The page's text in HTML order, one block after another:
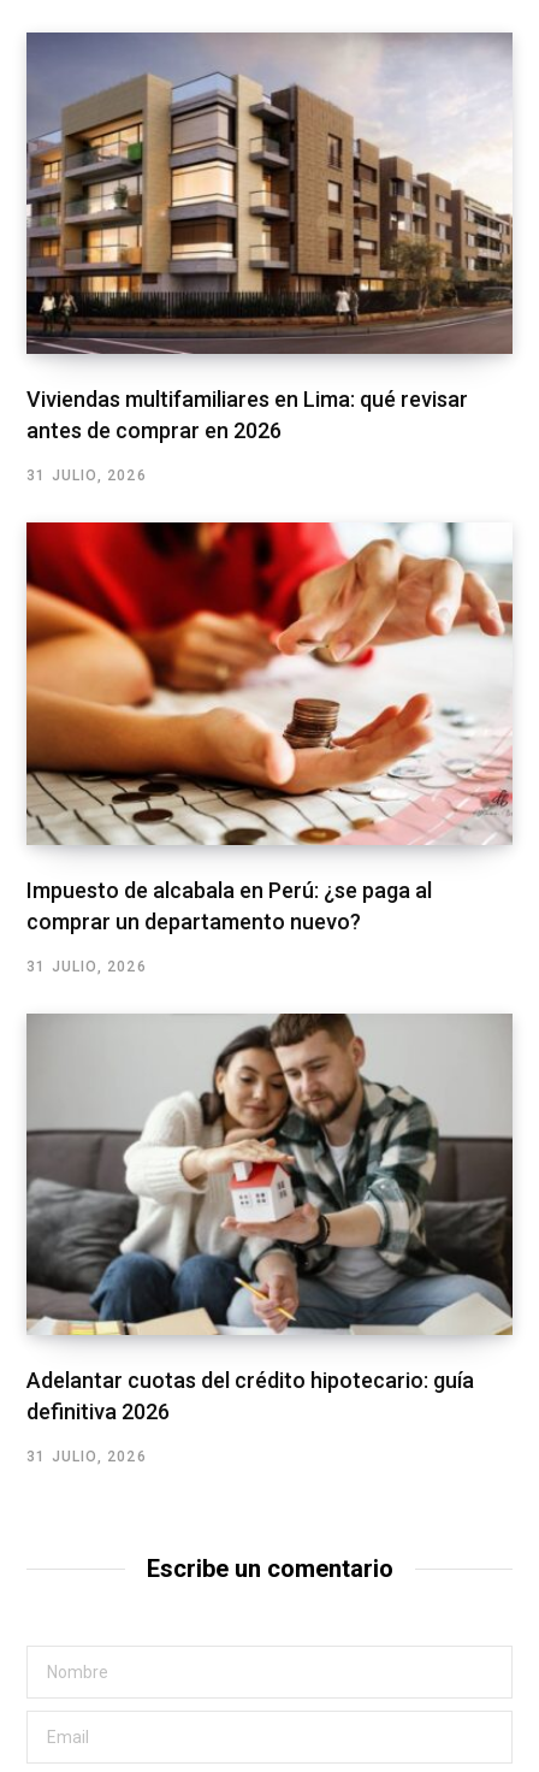
Viviendas multifamiliares en Lima: qué revisar
antes de comprar en 2026
31 JULIO, 2026
Impuesto de alcabala en Perú: ¿se paga al
comprar un departamento nuevo?
31 JULIO, 2026
Adelantar cuotas del crédito hipotecario: guía
definitiva 2026
31 JULIO, 2026
Escribe un comentario